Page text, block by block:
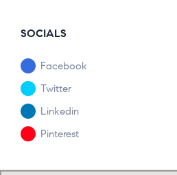
SOCIALS
Facebook
Twitter
Linkedin
Pinterest